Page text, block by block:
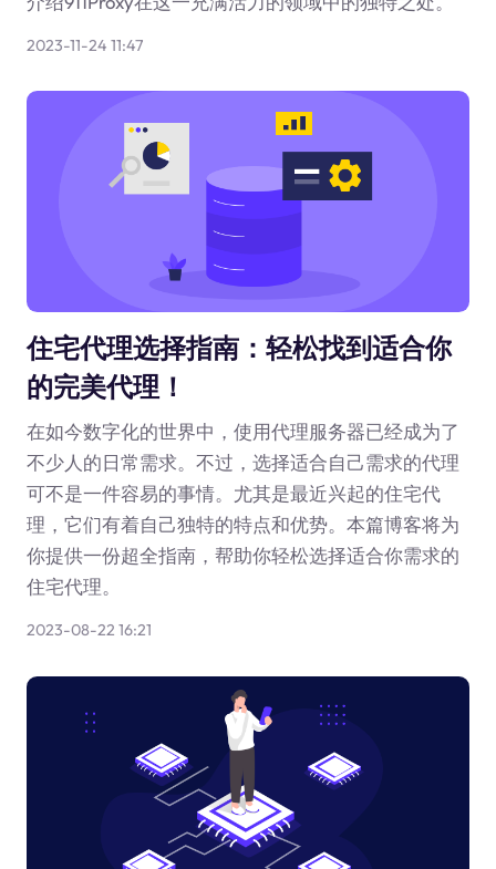
2023-11-24 11:47
住宅代理选择指南：轻松找到适合你
的完美代理！
在如今数字化的世界中，使用代理服务器已经成为了
不少人的日常需求。不过，选择适合自己需求的代理
可不是一件容易的事情。尤其是最近兴起的住宅代
理，它们有着自己独特的特点和优势。本篇博客将为
你提供一份超全指南，帮助你轻松选择适合你需求的
住宅代理。
2023-08-22 16:21